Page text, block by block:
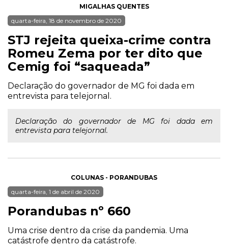
MIGALHAS QUENTES
quarta-feira, 18 de novembro de 2020
STJ rejeita queixa-crime contra
Romeu Zema por ter dito que
Cemig foi “saqueada”
Declaração do governador de MG foi dada em
entrevista para telejornal.
Declaração do governador de MG foi dada em
entrevista para telejornal.
COLUNAS - PORANDUBAS
quarta-feira, 1 de abril de 2020
Porandubas nº 660
Uma crise dentro da crise da pandemia. Uma
catástrofe dentro da catástrofe.